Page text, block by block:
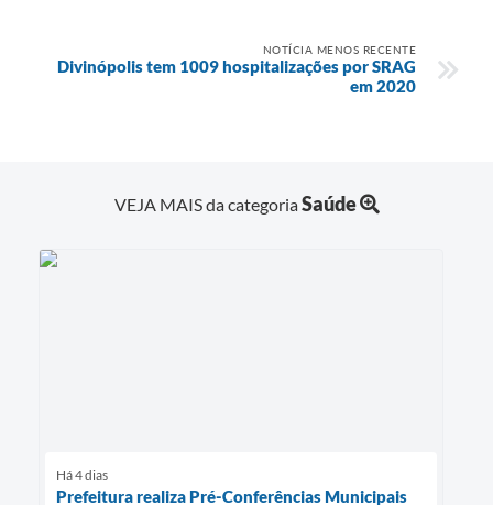
NOTÍCIA MENOS RECENTE
Divinópolis tem 1009 hospitalizações por SRAG
em 2020
VEJA MAIS da categoriaSaúde
Há 4 dias
Prefeitura realiza Pré-Conferências Municipais